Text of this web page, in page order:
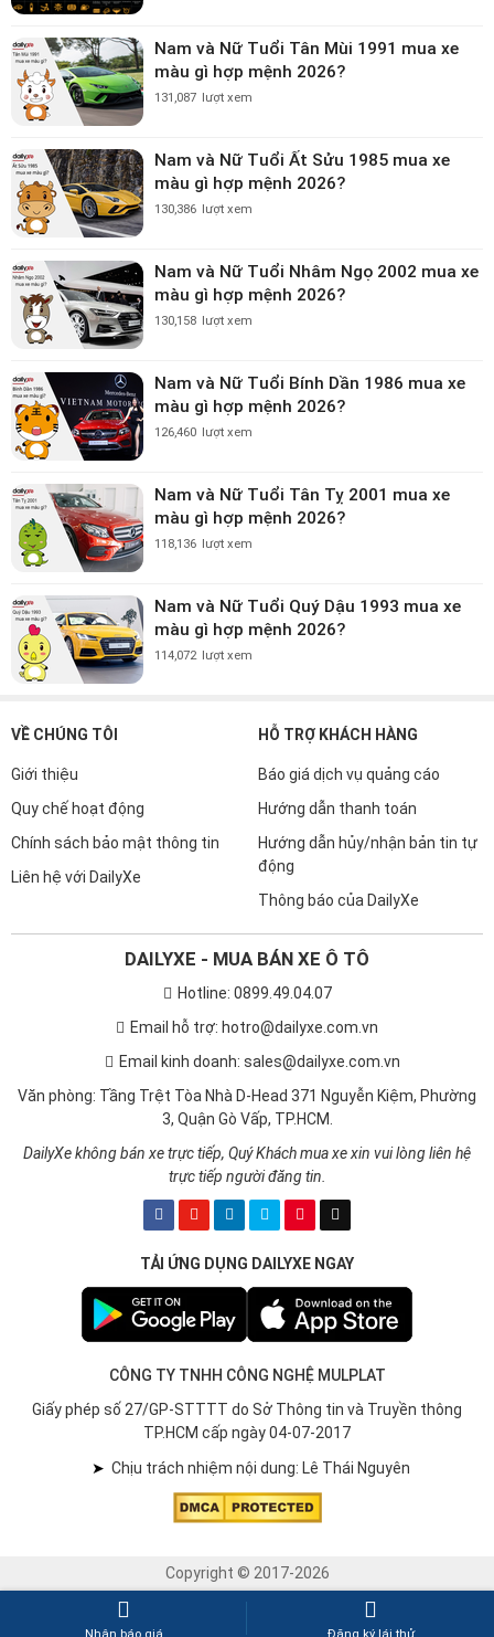
Nam và Nữ Tuổi Tân Mùi 1991 mua xe
màu gì hợp mệnh 2026?
131,087 lượt xem
Nam và Nữ Tuổi Ất Sửu 1985 mua xe
màu gì hợp mệnh 2026?
130,386 lượt xem
Nam và Nữ Tuổi Nhâm Ngọ 2002 mua xe
màu gì hợp mệnh 2026?
130,158 lượt xem
Nam và Nữ Tuổi Bính Dần 1986 mua xe
màu gì hợp mệnh 2026?
126,460 lượt xem
Nam và Nữ Tuổi Tân Tỵ 2001 mua xe
màu gì hợp mệnh 2026?
118,136 lượt xem
Nam và Nữ Tuổi Quý Dậu 1993 mua xe
màu gì hợp mệnh 2026?
114,072 lượt xem
VỀ CHÚNG TÔI
Giới thiệu
Quy chế hoạt động
Chính sách bảo mật thông tin
Liên hệ với DailyXe
HỖ TRỢ KHÁCH HÀNG
Báo giá dịch vụ quảng cáo
Hướng dẫn thanh toán
Hướng dẫn hủy/nhận bản tin tự
động
Thông báo của DailyXe
DAILYXE - MUA BÁN XE Ô TÔ
Hotline: 0899.49.04.07
Email hỗ trợ: hotro@dailyxe.com.vn
Email kinh doanh: sales@dailyxe.com.vn
Văn phòng: Tầng Trệt Tòa Nhà D-Head 371 Nguyễn Kiệm, Phường
3, Quận Gò Vấp, TP.HCM.
DailyXe không bán xe trực tiếp, Quý Khách mua xe xin vui lòng liên hệ
trực tiếp người đăng tin.
TẢI ỨNG DỤNG DAILYXE NGAY
CÔNG TY TNHH CÔNG NGHỆ MULPLAT
Giấy phép số 27/GP-STTTT do Sở Thông tin và Truyền thông
TP.HCM cấp ngày 04-07-2017
➤ Chịu trách nhiệm nội dung: Lê Thái Nguyên
Copyright © 2017-2026